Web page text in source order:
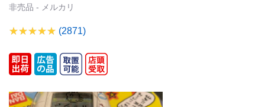
非売品 - メルカリ
(2871)